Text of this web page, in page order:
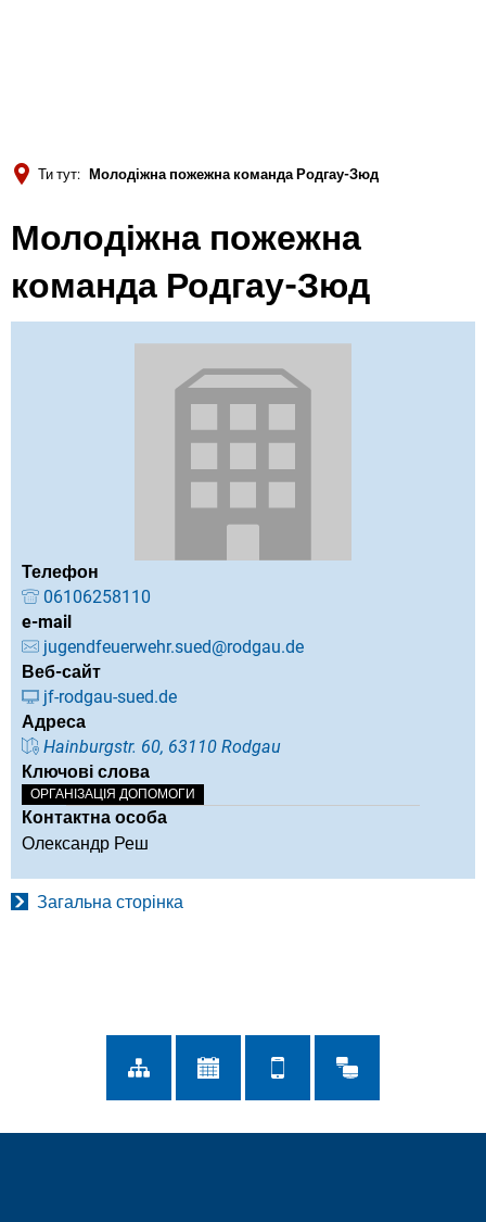
Deutsch
Ти тут: Молодіжна пожежна команда Родгау-Зюд
Молодіжна пожежна
команда Родгау-Зюд
Телефон
06106258110
e-mail
jugendfeuerwehr.sued@rodgau.de
Веб-сайт
jf-rodgau-sued.de
Адреса
Hainburgstr. 60, 63110 Rodgau
Ключові слова
ОРГАНІЗАЦІЯ ДОПОМОГИ
Контактна особа
Олександр Реш
Загальна сторінка